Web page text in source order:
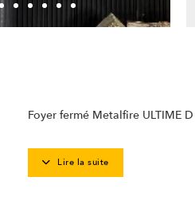
Foyer fermé Metalfire ULTIME
Lire la suite